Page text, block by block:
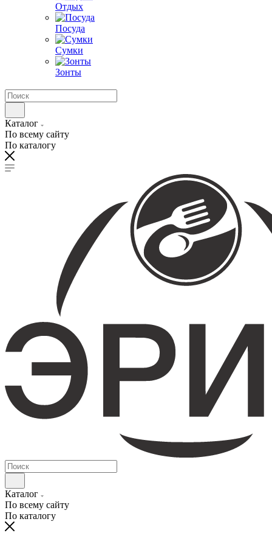
Отдых
Посуда
Сумки
Зонты
Каталог
По всему сайту
По каталогу
Каталог
По всему сайту
По каталогу